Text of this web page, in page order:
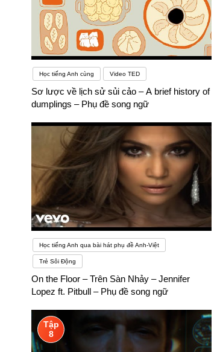
Học tiếng Anh cùng Video TED
Sơ lược về lịch sử sủi cảo – A brief history of
dumplings – Phụ đề song ngữ
Học tiếng Anh qua bài hát phụ đề Anh-Việt
Trẻ Sôi Động
On the Floor – Trên Sàn Nhảy – Jennifer
Lopez ft. Pitbull – Phụ đề song ngữ
Tập
8